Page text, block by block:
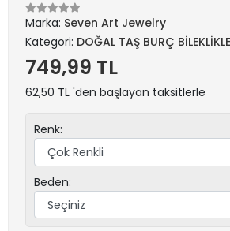
Marka: Seven Art Jewelry
Kategori: DOĞAL TAŞ BURÇ
749,99 TL
62,50 TL 'den başlayan taksitlerle
Renk:
Beden: